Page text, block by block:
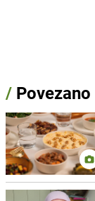
/ Povezano